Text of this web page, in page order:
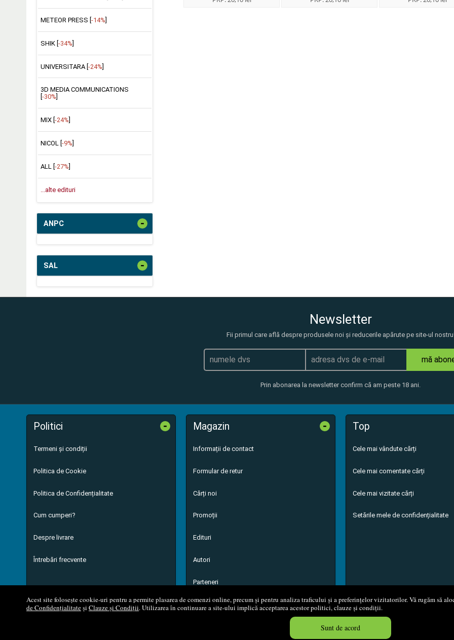
Acest site folosește cookie-uri pentru a permite plasarea de comenzi online, precum și pentru analiza traficului și a preferințelor vizitatorilor. Vă rugăm să
de Confidențialitateși Clauze și Condiții. Utilizarea în continuare a site-ului implică acceptarea acestor politici, clauze și condiții.
Sunt de acord
METEOR PRESS [ -14%
SHIK [-34%]
UNIVERSITARA [-24%]
3D MEDIA COMMUNICATIONS
-30%
MIX [ -24%
NICOL [ -9%
ALL [ -27%
...alte edituri
ANPC -
SAL -
Newsletter
Fii primul care află despre produsele noi și reducerile apărute pe site-ul
mă
Prin abonarea la newsletter confirm că am peste 18 ani.
Politici -
Termeni și condiții
Politica de Cookie
Politica de Confidențialitate
Cum cumperi?
Despre livrare
Întrebări frecvente
Magazin -
Informații de contact
Formular de retur
Cărți noi
Promoții
Edituri
Autori
Parteneri
Top
Cele mai vândute cărți
Cele mai comentate cărți
Cele mai vizitate cărți
Setările mele de confidențialitate
© 2008 - 2026 S.C. M.G. Net Distribution S.R.L. Magazin online
Created in 0.0506 sec